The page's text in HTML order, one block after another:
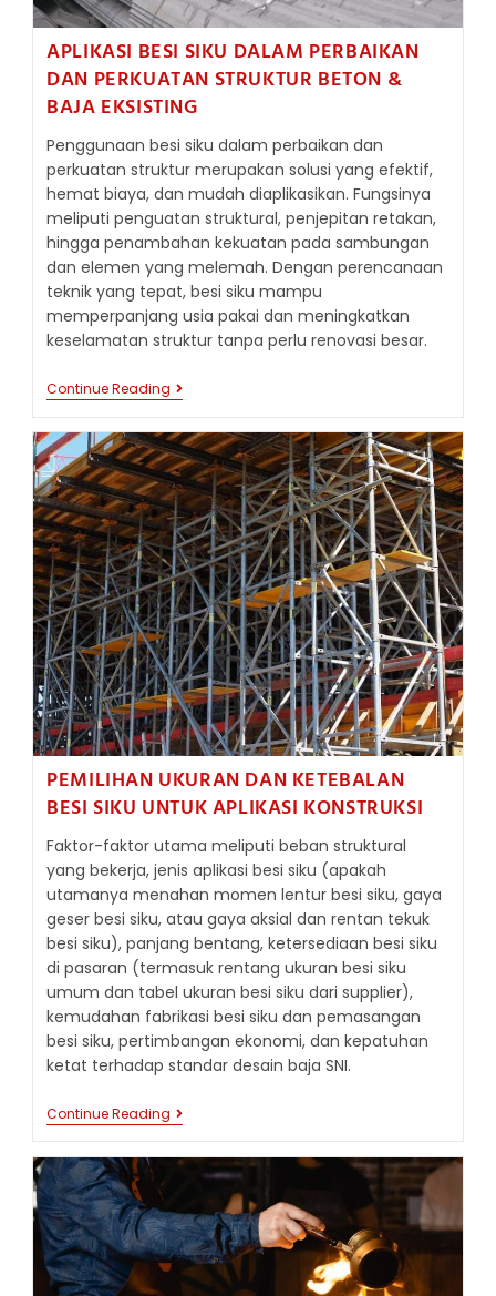
APLIKASI BESI SIKU DALAM PERBAIKAN
DAN PERKUATAN STRUKTUR BETON &
BAJA EKSISTING
Penggunaan besi siku dalam perbaikan dan
perkuatan struktur merupakan solusi yang efektif,
hemat biaya, dan mudah diaplikasikan. Fungsinya
meliputi penguatan struktural, penjepitan retakan,
hingga penambahan kekuatan pada sambungan
dan elemen yang melemah. Dengan perencanaan
teknik yang tepat, besi siku mampu
memperpanjang usia pakai dan meningkatkan
keselamatan struktur tanpa perlu renovasi besar.
Continue Reading APLIKASI
BESI
DALAM
PERBAIKAN
DAN
PERKUATAN
STRUKTUR
BETON
&
BAJA
EKSISTING
PEMILIHAN UKURAN DAN KETEBALAN
BESI SIKU UNTUK APLIKASI KONSTRUKSI
Faktor-faktor utama meliputi beban struktural
yang bekerja, jenis aplikasi besi siku (apakah
utamanya menahan momen lentur besi siku, gaya
geser besi siku, atau gaya aksial dan rentan tekuk
besi siku), panjang bentang, ketersediaan besi siku
di pasaran (termasuk rentang ukuran besi siku
umum dan tabel ukuran besi siku dari supplier),
kemudahan fabrikasi besi siku dan pemasangan
besi siku, pertimbangan ekonomi, dan kepatuhan
ketat terhadap standar desain baja SNI.
Continue Reading PEMILIHAN
UKURAN
KETEBALAN
UNTUK
APLIKASI
KONSTRUKSI